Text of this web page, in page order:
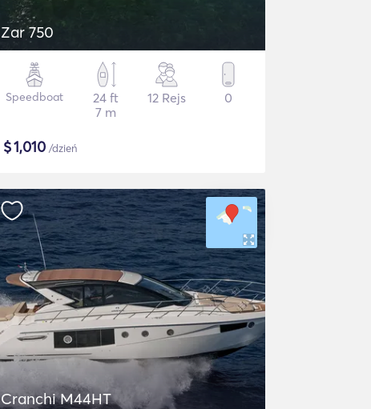
Zar 750
Speedboat
24 ft
7 m
12 Rejs 0
$1,010 /dzień
Cranchi M44HT